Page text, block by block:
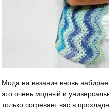
Мода на вязание вновь
это очень модный и
только согревает вас в